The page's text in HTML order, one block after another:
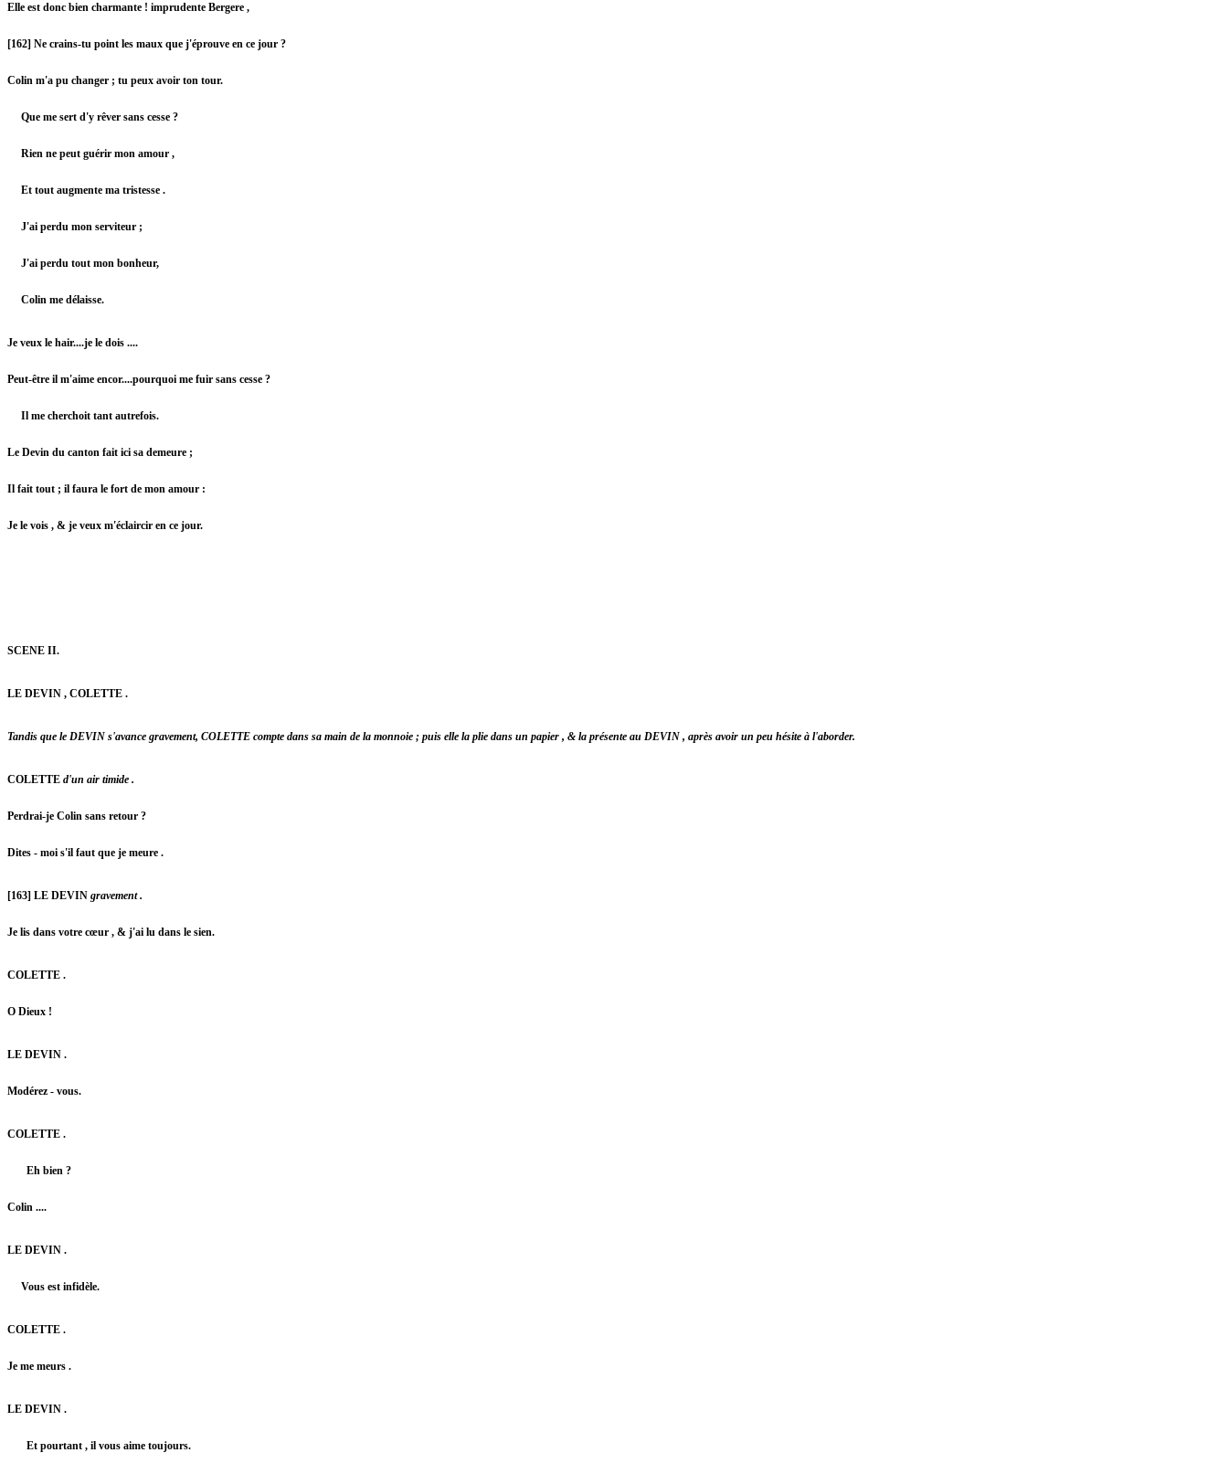
Elle est donc bien charmante ! imprudente Bergere ,
[162] Ne crains-tu point les maux que j'éprouve en ce jour ?
Colin m'a pu changer ; tu peux avoir ton tour.
Que me sert d'y rêver sans cesse ?
Rien ne peut guérir mon amour ,
Et tout augmente ma tristesse .
J'ai perdu mon serviteur ;
J'ai perdu tout mon bonheur,
Colin me délaisse.
Je veux le hair....je le dois ....
Peut-être il m'aime encor....pourquoi me fuir sans cesse ?
Il me cherchoit tant autrefois.
Le Devin du canton fait ici sa demeure ;
Il fait tout ; il faura le fort de mon amour :
Je le vois , & je veux m'éclaircir en ce jour.
SCENE II.
LE DEVIN , COLETTE .
Tandis que le DEVIN s'avance gravement, COLETTE compte dans sa main de la monnoie ; puis elle la plie dans un papier , & la présente au DEVIN , après avoir un peu hésite à l'aborder.
COLETTE d'un air timide .
Perdrai-je Colin sans retour ?
Dites - moi s'il faut que je meure .
[163] LE DEVIN gravement .
Je lis dans votre cœur , & j'ai lu dans le sien.
COLETTE .
O Dieux !
LE DEVIN .
Modérez - vous.
COLETTE .
Eh bien ?
Colin ....
LE DEVIN .
Vous est infidèle.
COLETTE .
Je me meurs .
LE DEVIN .
Et pourtant , il vous aime toujours.